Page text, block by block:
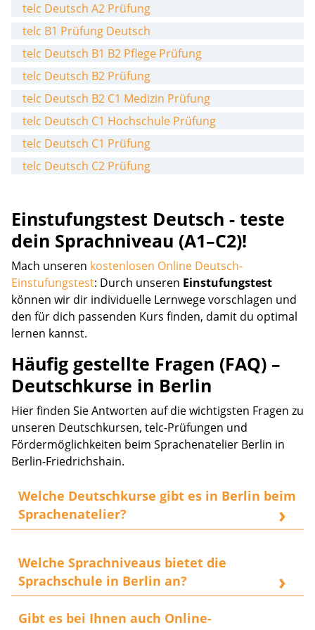
telc Deutsch A2 Prüfung
telc B1 Prüfung Deutsch
telc Deutsch B1 B2 Pflege Prüfung
telc Deutsch B2 Prüfung
telc Deutsch B2 C1 Medizin Prüfung
telc Deutsch C1 Hochschule Prüfung
telc Deutsch C1 Prüfung
telc Deutsch C2 Prüfung
Einstufungstest Deutsch - teste
dein Sprachniveau (A1–C2)!
Mach unseren kostenlosen Online Deutsch-
Einstufungstest: Durch unseren Einstufungstest
können wir dir individuelle Lernwege vorschlagen und
den für dich passenden Kurs finden, damit du optimal
lernen kannst.
Häufig gestellte Fragen (FAQ) –
Deutschkurse in Berlin
Hier finden Sie Antworten auf die wichtigsten Fragen zu
unseren Deutschkursen, telc-Prüfungen und
Fördermöglichkeiten beim Sprachenatelier Berlin in
Berlin-Friedrichshain.
Welche Deutschkurse gibt es in Berlin beim
Sprachenatelier?
alle Niveaus (A1–C2). Dazu gehören Intensivkurse,
Abendkurse,Einzelunterricht
Deutsch für
den Beruf. Du kannst zwischenPräsenzunterrichtin
Berlin undOnline-Kursenwählen.
Welche Sprachniveaus bietet die
Sprachschule in Berlin an?
Wir bieten professionelle Deutschkurse für alle GER-
Gibt es bei Ihnen auch Online-